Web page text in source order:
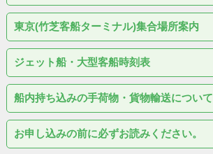
東京(竹芝客船ターミナル)集合場所案内
ジェット船・大型客船時刻表
船内持ち込みの手荷物・貨物輸送について
お申し込みの前に必ずお読みください。